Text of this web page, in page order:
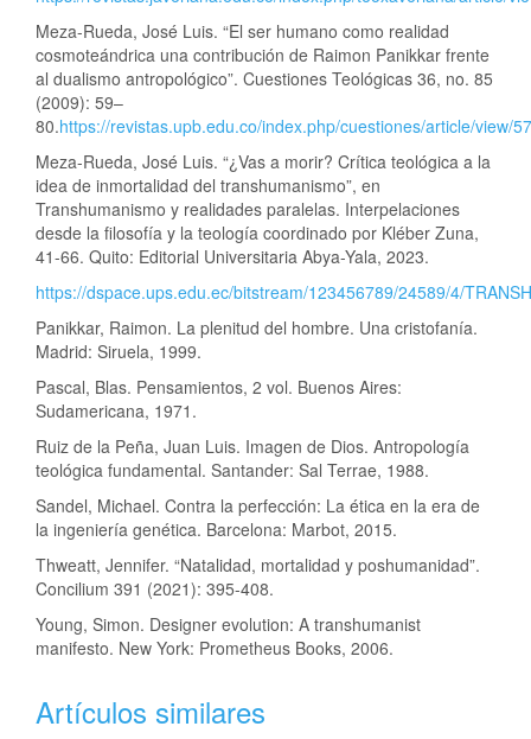
Meza-Rueda, José Luis. “El ser humano como realidad
cosmoteándrica una contribución de Raimon Panikkar frente
al dualismo antropológico”. Cuestiones Teológicas 36, no. 85
(2009): 59–
80.https://revistas.upb.edu.co/index.php/cuestiones/article/view/
Meza-Rueda, José Luis. “¿Vas a morir? Crítica teológica a la
idea de inmortalidad del transhumanismo”, en
Transhumanismo y realidades paralelas. Interpelaciones
desde la filosofía y la teología coordinado por Kléber Zuna,
41-66. Quito: Editorial Universitaria Abya-Yala, 2023.
https://dspace.ups.edu.ec/bitstream/123456789/24589/4/
Panikkar, Raimon. La plenitud del hombre. Una cristofanía.
Madrid: Siruela, 1999.
Pascal, Blas. Pensamientos, 2 vol. Buenos Aires:
Sudamericana, 1971.
Ruiz de la Peña, Juan Luis. Imagen de Dios. Antropología
teológica fundamental. Santander: Sal Terrae, 1988.
Sandel, Michael. Contra la perfección: La ética en la era de
la ingeniería genética. Barcelona: Marbot, 2015.
Thweatt, Jennifer. “Natalidad, mortalidad y poshumanidad”.
Concilium 391 (2021): 395-408.
Young, Simon. Designer evolution: A transhumanist
manifesto. New York: Prometheus Books, 2006.
Artículos similares